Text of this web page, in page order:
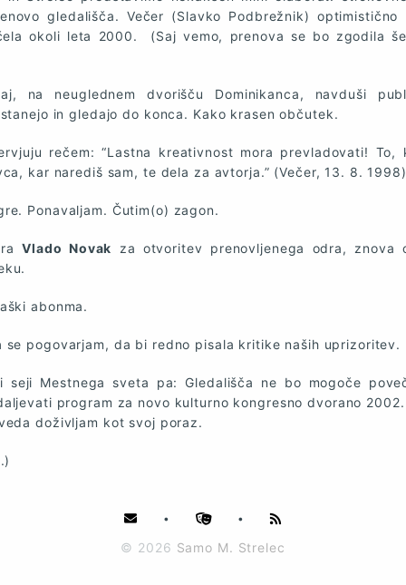
gledališča. Večer (Slavko Podbrežnik) optimistično
okoli leta 2000. (Saj vemo, prenova se bo zgodila
na neuglednem dvorišču Dominikanca, navduši
in gledajo do konca. Kako krasen občutek.
rečem: “Lastna kreativnost mora prevladovati!
kar narediš sam, te dela za avtorja.” (Večer, 13. 8. 1998)
Ponavaljam. Čutim(o) zagon.
Vlado Novak za otvoritev prenovljenega odra, znova
abonma.
se pogovarjam, da bi redno pisala kritike naših uprizoritev.
seji Mestnega sveta pa: Gledališča ne bo mogoče
program za novo kulturno kongresno dvorano 2002.
doživljam kot svoj poraz.
• •
© 2026 Samo M. Strelec